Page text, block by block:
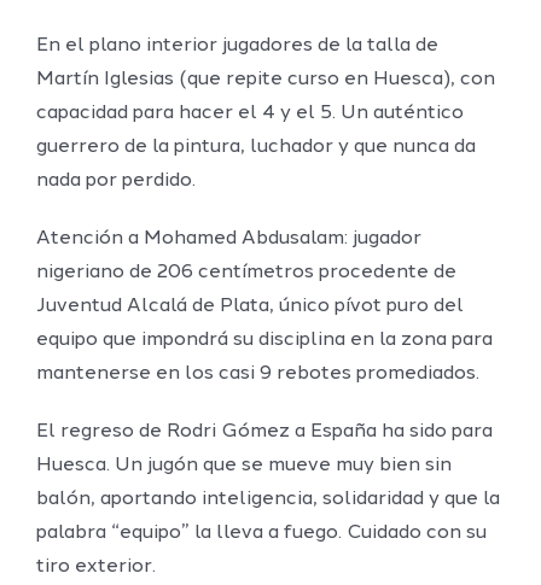
En el plano interior jugadores de la talla de
Martín Iglesias (que repite curso en Huesca), con
capacidad para hacer el 4 y el 5. Un auténtico
guerrero de la pintura, luchador y que nunca da
nada por perdido.
Atención a Mohamed Abdusalam: jugador
nigeriano de 206 centímetros procedente de
Juventud Alcalá de Plata, único pívot puro del
equipo que impondrá su disciplina en la zona para
mantenerse en los casi 9 rebotes promediados.
El regreso de Rodri Gómez a España ha sido para
Huesca. Un jugón que se mueve muy bien sin
balón, aportando inteligencia, solidaridad y que la
palabra “equipo” la lleva a fuego. Cuidado con su
tiro exterior.